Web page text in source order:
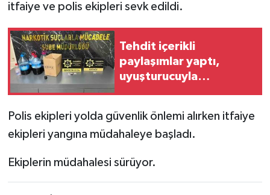
itfaiye ve polis ekipleri sevk edildi.
Tehdit içerikli
paylaşımlar yaptı,
uyuşturucuyla
Polis ekipleri yolda güvenlik önlemi alırken itfaiye
ekipleri yangına müdahaleye başladı.
Ekiplerin müdahalesi sürüyor.